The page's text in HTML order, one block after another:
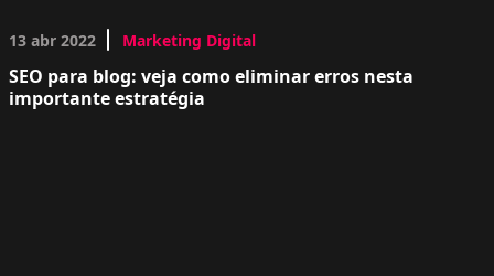
13 abr 2022 Marketing Digital
SEO para blog: veja como eliminar erros nesta
importante estratégia